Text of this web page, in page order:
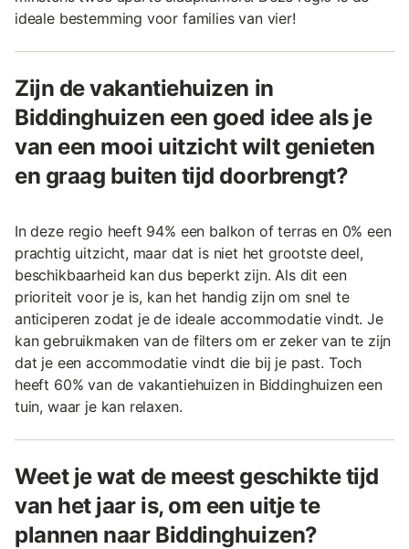
ideale bestemming voor families van vier!
Zijn de vakantiehuizen in
Biddinghuizen een goed idee als je
van een mooi uitzicht wilt genieten
en graag buiten tijd doorbrengt?
In deze regio heeft 94% een balkon of terras en 0% een
prachtig uitzicht, maar dat is niet het grootste deel,
beschikbaarheid kan dus beperkt zijn. Als dit een
prioriteit voor je is, kan het handig zijn om snel te
anticiperen zodat je de ideale accommodatie vindt. Je
kan gebruikmaken van de filters om er zeker van te zijn
dat je een accommodatie vindt die bij je past. Toch
heeft 60% van de vakantiehuizen in Biddinghuizen een
tuin, waar je kan relaxen.
Weet je wat de meest geschikte tijd
van het jaar is, om een uitje te
plannen naar Biddinghuizen?